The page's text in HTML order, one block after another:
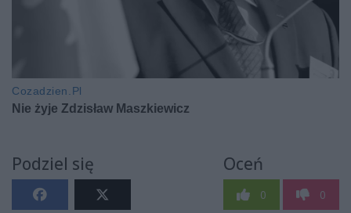
Podziel się Oceń
0 0